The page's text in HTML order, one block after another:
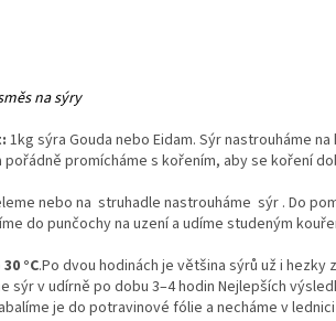
na sýry
1kg sýra Gouda nebo Eidam. Sýr nastrouháme
promícháme s kořením, aby se koření
nebo na struhadle nastrouháme sýr . Do
do punčochy na uzení a udíme studeným
°C.Po dvou hodinách je většina sýrů už i hezky
sýr v udírně po dobu 3–4 hodin Nejlepších
je do potravinové fólie a necháme v